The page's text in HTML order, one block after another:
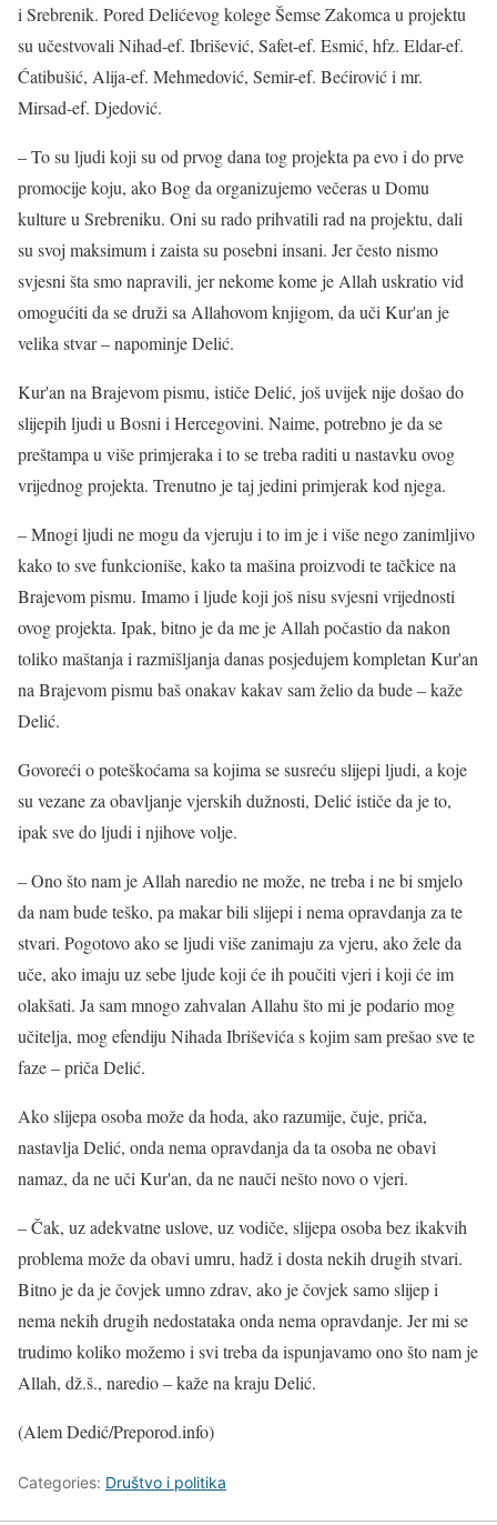
i Srebrenik. Pored Delićevog kolege Šemse Zakomca u projektu
su učestvovali Nihad-ef. Ibrišević, Safet-ef. Esmić, hfz. Eldar-ef.
Ćatibušić, Alija-ef. Mehmedović, Semir-ef. Bećirović i mr.
Mirsad-ef. Djedović.
– To su ljudi koji su od prvog dana tog projekta pa evo i do prve
promocije koju, ako Bog da organizujemo večeras u Domu
kulture u Srebreniku. Oni su rado prihvatili rad na projektu, dali
su svoj maksimum i zaista su posebni insani. Jer često nismo
svjesni šta smo napravili, jer nekome kome je Allah uskratio vid
omogućiti da se druži sa Allahovom knjigom, da uči Kur'an je
velika stvar – napominje Delić.
Kur'an na Brajevom pismu, ističe Delić, još uvijek nije došao do
slijepih ljudi u Bosni i Hercegovini. Naime, potrebno je da se
preštampa u više primjeraka i to se treba raditi u nastavku ovog
vrijednog projekta. Trenutno je taj jedini primjerak kod njega.
– Mnogi ljudi ne mogu da vjeruju i to im je i više nego zanimljivo
kako to sve funkcioniše, kako ta mašina proizvodi te tačkice na
Brajevom pismu. Imamo i ljude koji još nisu svjesni vrijednosti
ovog projekta. Ipak, bitno je da me je Allah počastio da nakon
toliko maštanja i razmišljanja danas posjedujem kompletan Kur'an
na Brajevom pismu baš onakav kakav sam želio da bude – kaže
Delić.
Govoreći o poteškoćama sa kojima se susreću slijepi ljudi, a koje
su vezane za obavljanje vjerskih dužnosti, Delić ističe da je to,
ipak sve do ljudi i njihove volje.
– Ono što nam je Allah naredio ne može, ne treba i ne bi smjelo
da nam bude teško, pa makar bili slijepi i nema opravdanja za te
stvari. Pogotovo ako se ljudi više zanimaju za vjeru, ako žele da
uče, ako imaju uz sebe ljude koji će ih poučiti vjeri i koji će im
olakšati. Ja sam mnogo zahvalan Allahu što mi je podario mog
učitelja, mog efendiju Nihada Ibriševića s kojim sam prešao sve te
faze – priča Delić.
Ako slijepa osoba može da hoda, ako razumije, čuje, priča,
nastavlja Delić, onda nema opravdanja da ta osoba ne obavi
namaz, da ne uči Kur'an, da ne nauči nešto novo o vjeri.
– Čak, uz adekvatne uslove, uz vodiče, slijepa osoba bez ikakvih
problema može da obavi umru, hadž i dosta nekih drugih stvari.
Bitno je da je čovjek umno zdrav, ako je čovjek samo slijep i
nema nekih drugih nedostataka onda nema opravdanje. Jer mi se
trudimo koliko možemo i svi treba da ispunjavamo ono što nam je
Allah, dž.š., naredio – kaže na kraju Delić.
(Alem Dedić/Preporod.info)
Categories: Društvo i politika